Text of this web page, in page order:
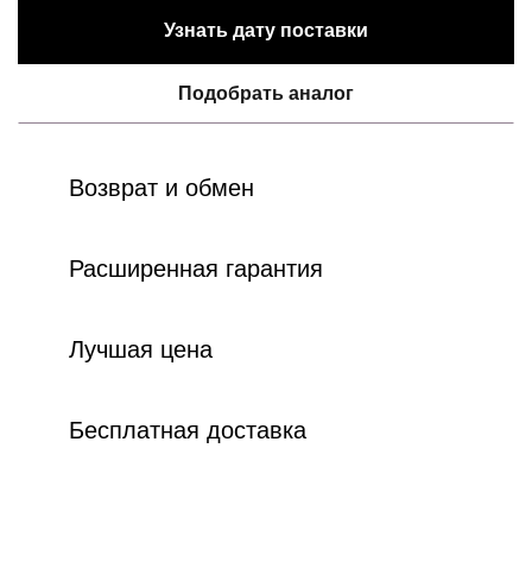
Узнать дату поставки
Подобрать аналог
Возврат и обмен
Расширенная гарантия
Лучшая цена
Бесплатная доставка